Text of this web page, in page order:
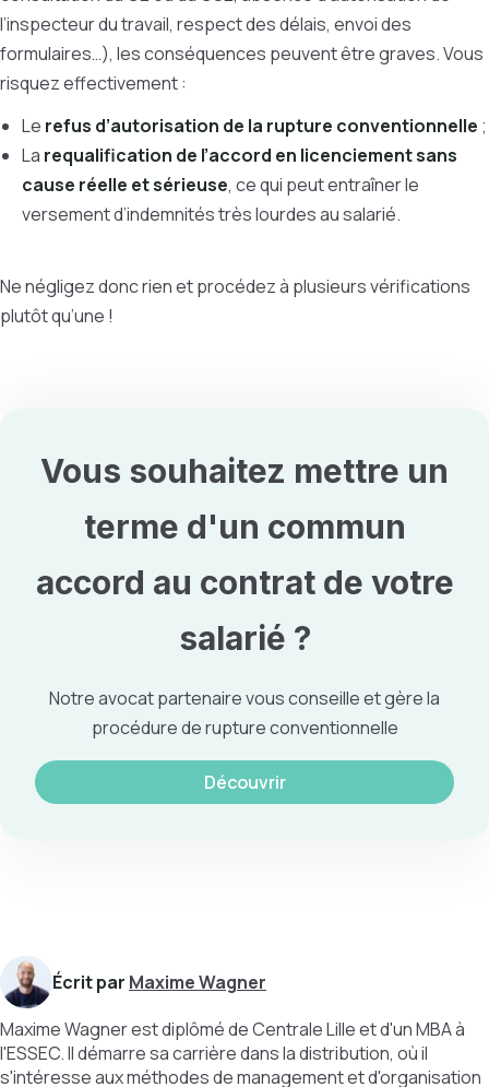
l’inspecteur du travail, respect des délais, envoi des
formulaires…), les conséquences peuvent être graves. Vous
risquez effectivement :
Le refus d’autorisation de la rupture conventionnelle ;
La requalification de l’accord en licenciement sans
cause réelle et sérieuse, ce qui peut entraîner le
versement d’indemnités très lourdes au salarié.
Ne négligez donc rien et procédez à plusieurs vérifications
plutôt qu’une !
Vous souhaitez mettre un
terme d'un commun
accord au contratde votre
salarié ?
Notre avocat partenaire vous conseille et gère la
procédure de rupture conventionnelle
Découvrir
Écrit par Maxime Wagner
Maxime Wagner est diplômé de Centrale Lille et d'un MBA à
l'ESSEC. Il démarre sa carrière dans la distribution, où il
s'intéresse aux méthodes de management et d'organisation